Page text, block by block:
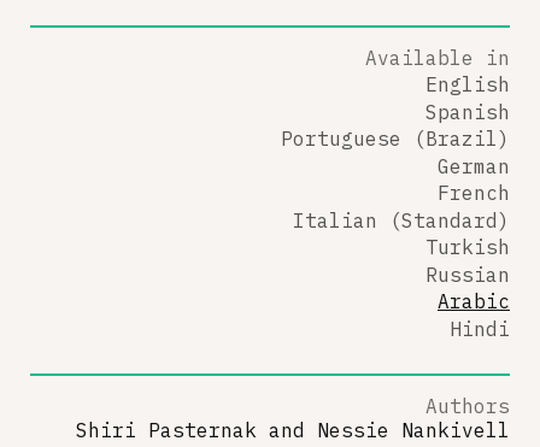
Available in
English
Spanish
Portuguese (Brazil)
German
French
Italian (Standard)
Turkish
Russian
Arabic
Hindi
Authors
Shiri Pasternak and Nessie Nankivell